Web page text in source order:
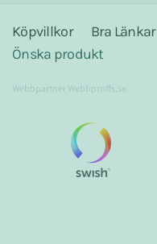
Köpvillkor Bra Länkar
Önska produkt
WebbpartnerWebbproffs.se